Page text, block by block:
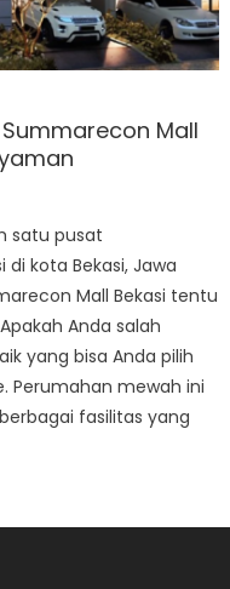
Mall
satu pusat
kota Bekasi, Jawa
Mall Bekasi tentu
Anda salah
yang bisa Anda pilih
Perumahan mewah ini
fasilitas yang